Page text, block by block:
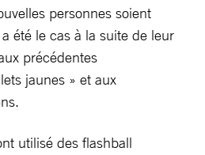
personnes soient
été le cas à la suite de leur
précédentes
jaunes » et aux
utilisé des flashball